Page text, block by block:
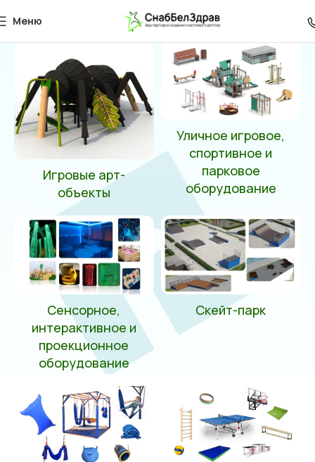
Меню
005221
Главная 005221
Игровые арт-
объекты
Уличное игровое,
спортивное и
парковое
оборудование
Сенсорное,
интерактивное и
проекционное
оборудование
Скейт-парк